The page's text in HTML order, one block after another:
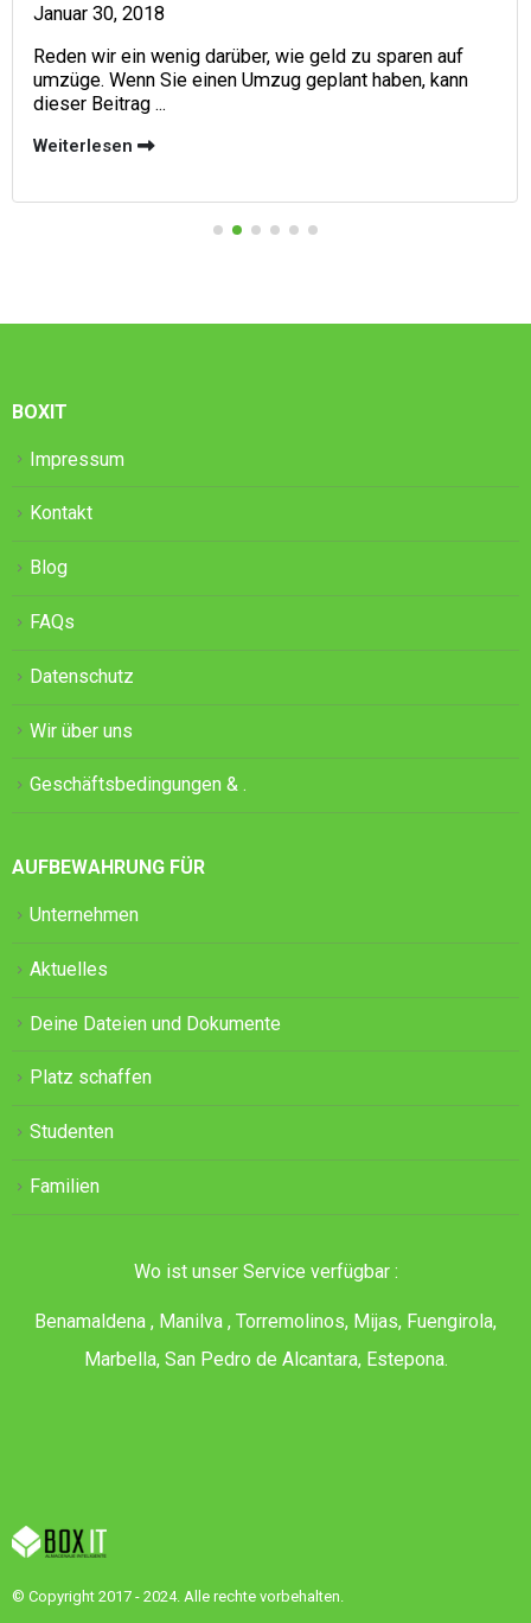
Januar 30, 2018
Reden wir ein wenig darüber, wie geld zu sparen auf
umzüge. Wenn Sie einen Umzug geplant haben, kann
dieser Beitrag ...
Weiterlesen
BOXIT
Impressum
Kontakt
Blog
FAQs
Datenschutz
Wir über uns
Geschäftsbedingungen & .
AUFBEWAHRUNG FÜR
Unternehmen
Aktuelles
Deine Dateien und Dokumente
Platz schaffen
Studenten
Familien
Wo ist unser Service verfügbar :
Benamaldena , Manilva , Torremolinos, Mijas, Fuengirola,
Marbella, San Pedro de Alcantara, Estepona.
© Copyright 2017 - 2024. Alle rechte vorbehalten.